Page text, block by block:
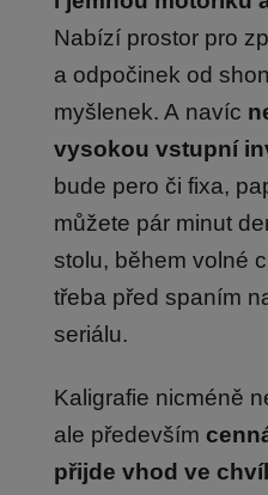
Nabízí prostor pro
a odpočinek od
myšlenek. A navíc
vysokou vstupní
bude pero či fixa,
můžete pár minut
stolu, během volné
třeba před spaním
seriálu.
Kaligrafie nicméně
ale především
přijde vhod ve